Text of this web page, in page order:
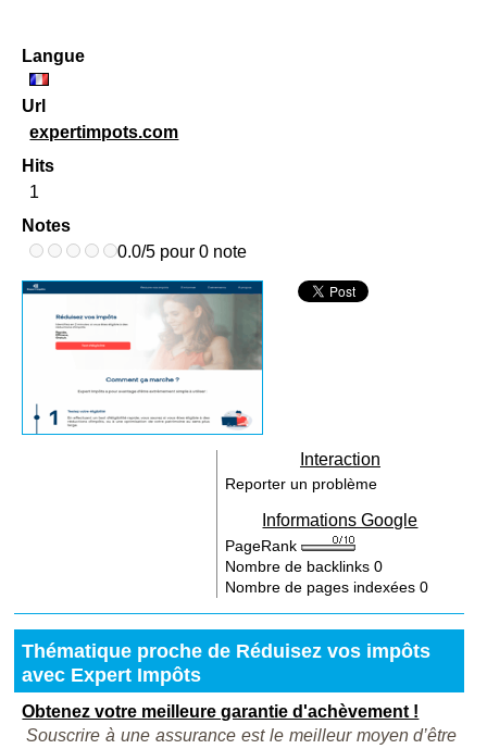
Langue
Url
expertimpots.com
Hits
1
Notes
0.0/5 pour 0 note
Interaction
Reporter un problème
Informations Google
PageRank
Nombre de backlinks0
Nombre de pages indexées0
Thématique proche de Réduisez vos impôts
avec Expert Impôts
Obtenez votre meilleure garantie d'achèvement !
Souscrire à une assurance est le meilleur moyen d’être